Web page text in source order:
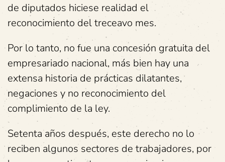
de diputados hiciese realidad el
reconocimiento del treceavo mes.
Por lo tanto, no fue una concesión gratuita del
empresariado nacional, más bien hay una
extensa historia de prácticas dilatantes,
negaciones y no reconocimiento del
complimiento de la ley.
Setenta años después, este derecho no lo
reciben algunos sectores de trabajadores, por